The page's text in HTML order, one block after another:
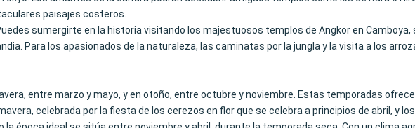
paisajes costeros.
sumergirte en la historia visitando los majestuosos templos de Angkor en
Para los apasionados de la naturaleza, las caminatas por la jungla y la visita a los
entre marzo y mayo, y en otoño, entre octubre y noviembre. Estas temporadas
celebrada por la fiesta de los cerezos en flor que se celebra a principios de abril, y